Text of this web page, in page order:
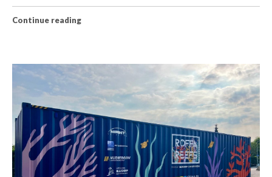
Continue reading
Switch The Language